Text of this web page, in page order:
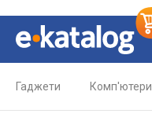
Гаджети Комп'ютери